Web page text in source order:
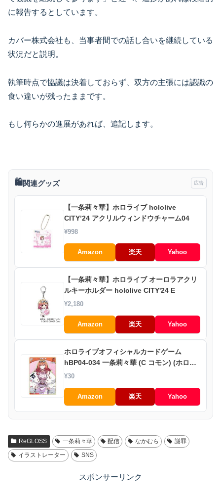
に報告するとしています。
カバー株式会社も、当事者間での話し合いを継続している
状況だと説明。
執筆時点で協議は決着しておらず、双方の主張には認識の
食い違いが残ったままです。
もし何らかの進展があれば、追記します。
🛍️関連グッズ 広告
【一条莉々華】ホロライブ hololive
CITY’24 アクリルウィンドウチャーム04
¥998
Amazon 楽天 Yahoo
【一条莉々華】ホロライブ オーロラアクリ
ルキーホルダー hololive CITY'24 E
¥2,180
Amazon 楽天 Yahoo
ホロライブオフィシャルカードゲーム
hBP04-034 一条莉々華 (C コモン) (ホロラ
イブOCG)
¥30
Amazon 楽天 Yahoo
ReGLOSS 一条莉々華 配信 なかむら
謝罪
イラストレーター
SNS
スポンサーリンク